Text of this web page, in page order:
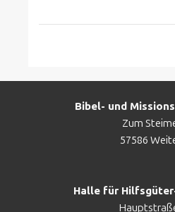
Bibel- und
Zum
57586
Halle für